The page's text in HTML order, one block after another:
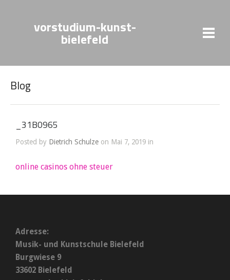
vorstudium-kunst-
bielefeld
Blog
_31B0965
Posted by Dietrich Schulze on Mai 7, 2019 in
online casinos ohne steuer
Adresse:
Musik- und Kunstschule Bielefeld
Burgwiese 9
33602 Bielefeld